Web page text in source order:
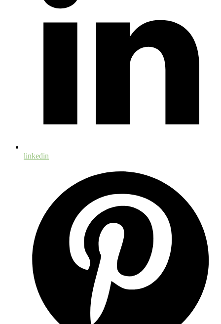
linkedin